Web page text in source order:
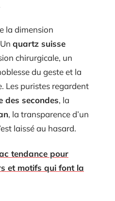
la dimension
quartz suisse
chirurgicale, un
du geste et la
Les puristes regardent
des secondes, la
, la transparence d’un
laissé au hasard.
tendance pour
et motifs qui font la